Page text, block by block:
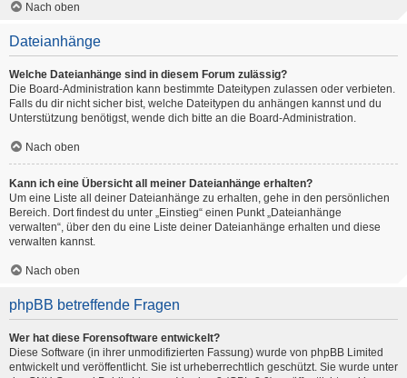
Nach oben
Dateianhänge
Welche Dateianhänge sind in diesem Forum zulässig?
Die Board-Administration kann bestimmte Dateitypen zulassen oder verbieten.
Falls du dir nicht sicher bist, welche Dateitypen du anhängen kannst und du
Unterstützung benötigst, wende dich bitte an die Board-Administration.
Nach oben
Kann ich eine Übersicht all meiner Dateianhänge erhalten?
Um eine Liste all deiner Dateianhänge zu erhalten, gehe in den persönlichen
Bereich. Dort findest du unter „Einstieg“ einen Punkt „Dateianhänge
verwalten“, über den du eine Liste deiner Dateianhänge erhalten und diese
verwalten kannst.
Nach oben
phpBB betreffende Fragen
Wer hat diese Forensoftware entwickelt?
Diese Software (in ihrer unmodifizierten Fassung) wurde von phpBB Limited
entwickelt und veröffentlicht. Sie ist urheberrechtlich geschützt. Sie wurde unter